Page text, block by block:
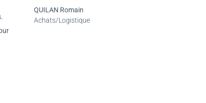
QUILAN Romain
Achats/Logistique